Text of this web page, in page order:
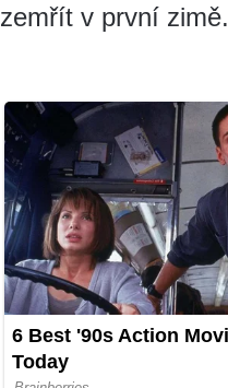
zemřít v první zimě.